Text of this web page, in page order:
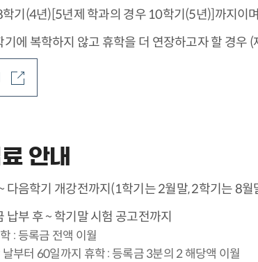
학기(4년)[5년제 학과의 경우 10학기(5년)]까지이
기에 복학하지 않고 휴학을 더 연장하고자 할 경우
안내
다음학기 개강전까지(1학기는 2월말, 2학기는 8월
부 후 ~ 학기말 시험 공고전까지
: 등록금 전액 이월
부터 60일까지 휴학 : 등록금 3분의 2 해당액 이월